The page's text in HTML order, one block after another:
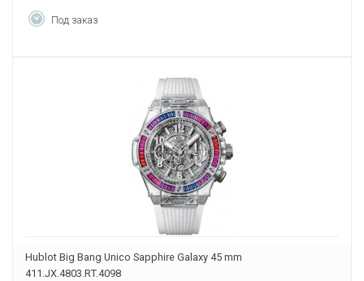
Под заказ
Hublot Big Bang Unico Sapphire Galaxy 45 mm
411.JX.4803.RT.4098